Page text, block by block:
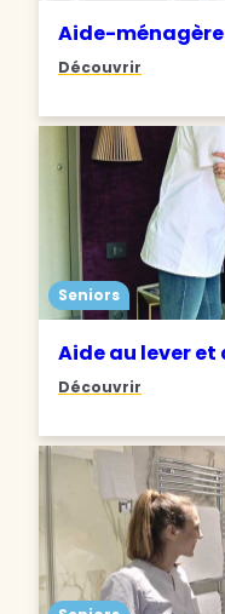
Aide-
Découvrir
Seniors
Aide au lever et
Découvrir